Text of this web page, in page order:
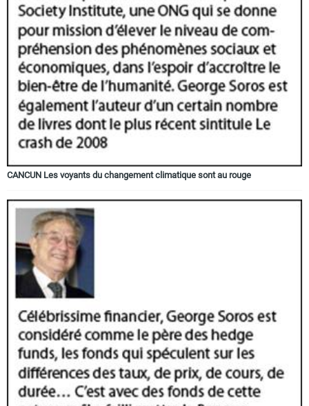
CANCUN Les voyants du changement climatique sont au rouge